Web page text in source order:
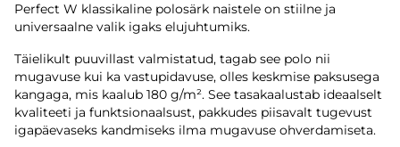
Perfect W klassikaline polosärk naistele on stiilne ja
universaalne valik igaks elujuhtumiks.
Täielikult puuvillast valmistatud, tagab see polo nii
mugavuse kui ka vastupidavuse, olles keskmise paksusega
kangaga, mis kaalub 180 g/m². See tasakaalustab ideaalselt
kvaliteeti ja funktsionaalsust, pakkudes piisavalt tugevust
igapäevaseks kandmiseks ilma mugavuse ohverdamiseta.